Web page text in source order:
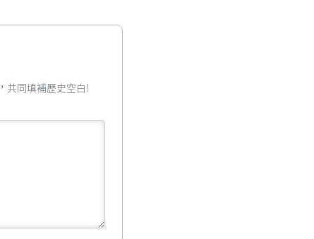
共同填補歷史空白!